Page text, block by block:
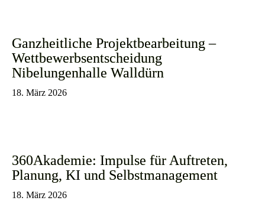
Ganzheitliche Projektbearbeitung –
Wettbewerbsentscheidung
Nibelungenhalle Walldürn
18. März 2026
360Akademie: Impulse für Auftreten,
Planung, KI und Selbstmanagement
18. März 2026